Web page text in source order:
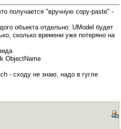
получается "вручную copy-paste" -
объекта отдельно. UModel будет
сколько времени уже потеряно на
ObjectName
- сходу не знаю, надо в гугле